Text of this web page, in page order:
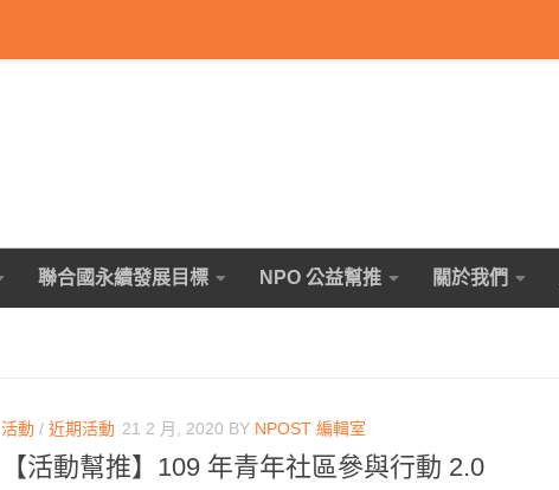
聯合國永續發展目標 NPO 公益幫推 關於我們
活動 / 近期活動 21 2 月, 2020 BY NPOST 編輯室
【活動幫推】109 年青年社區參與行動 2.0